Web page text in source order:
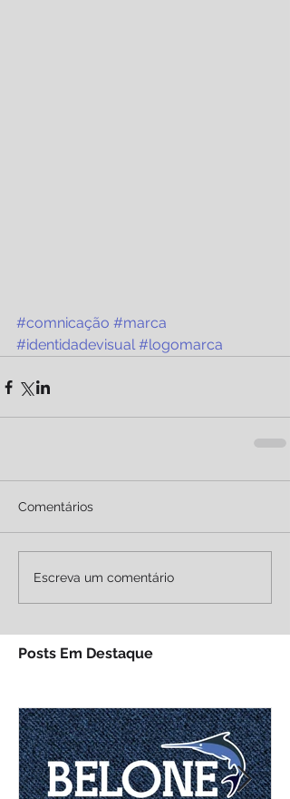
#comnicação #marca
#identidadevisual #logomarca
Comentários
Escreva um comentário
Posts Em Destaque